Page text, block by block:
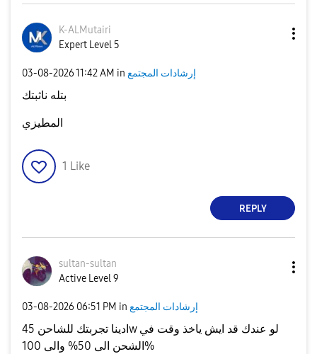
K-ALMutairi
Expert Level 5
‎03-08-202611:42 AM in إرشادات المجتمع
بتله ناثبتك
المطيزي
1 Like
REPLY
sultan-sultan
Active Level 9
‎03-08-2026 06:51 PM in إرشادات المجتمع
ادينا تجربتك للشاحن 45w لو عندك قد ايش ياخذ وقت في
الشحن الى 50% والى 100%